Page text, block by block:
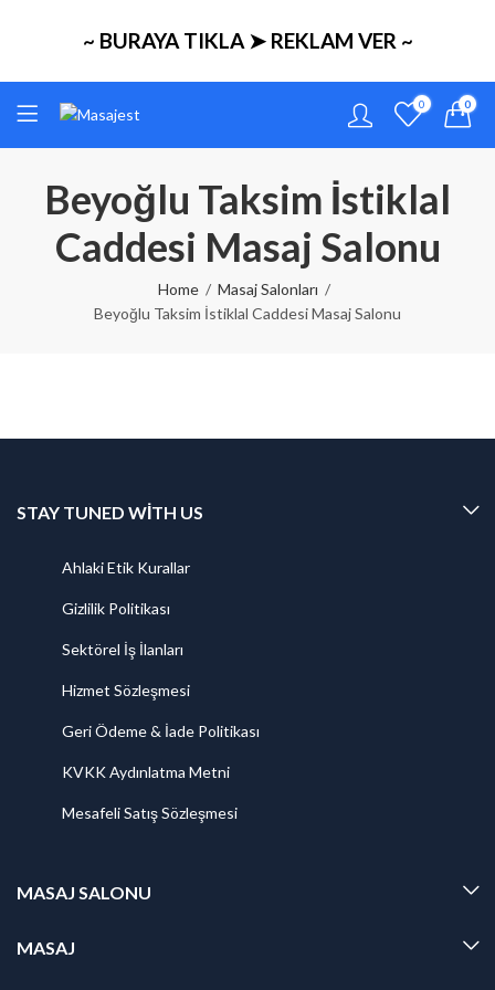
~ BURAYA TIKLA ➤ REKLAM VER ~
0 0
Beyoğlu Taksim İstiklal
Caddesi Masaj Salonu
Home
Masaj Salonları
Beyoğlu Taksim İstiklal Caddesi Masaj Salonu
STAY TUNED WITH US
Ahlaki Etik Kurallar
Gizlilik Politikası
Sektörel İş İlanları
Hizmet Sözleşmesi
Geri Ödeme & İade Politikası
KVKK Aydınlatma Metni
Mesafeli Satış Sözleşmesi
MASAJ SALONU
MASAJ